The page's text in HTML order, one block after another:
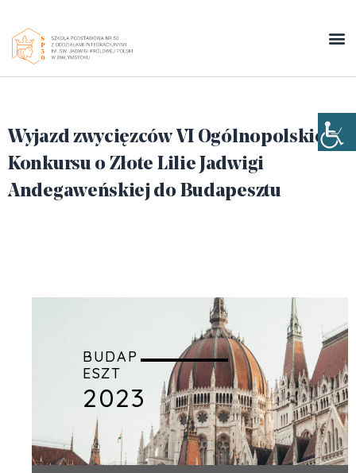
Wyjazd zwycięzców VI Ogólnopolskiego
Konkursu o Złote Lilie Jadwigi
Andegaweńskiej do Budapesztu
BUDAP
ESZT
2023